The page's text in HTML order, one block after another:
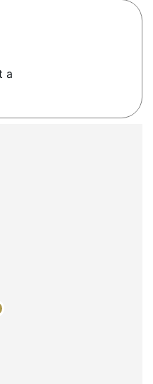
a